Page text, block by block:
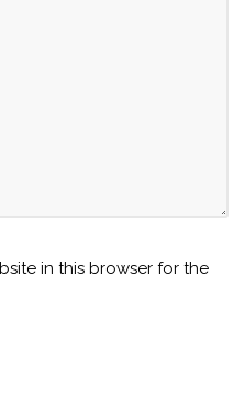
in this browser for the